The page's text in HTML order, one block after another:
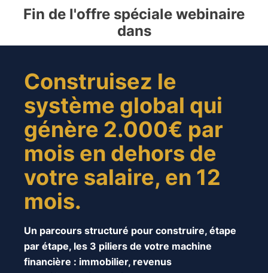
Fin de l'offre spéciale webinaire
dans
Construisez le
système global qui
génère 2.000€ par
mois en dehors de
votre salaire, en 12
mois.
Un parcours structuré pour construire, étape
par étape, les 3 piliers de votre machine
financière : immobilier, revenus